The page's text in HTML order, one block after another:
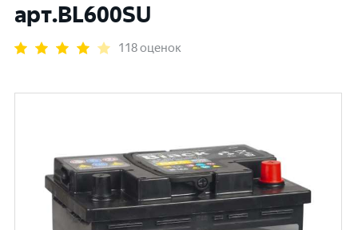
арт.BL600SU
118 оценок